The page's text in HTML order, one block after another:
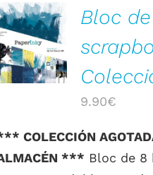
DETALLES
Bloc
9.90€
COLECCIÓN
*** Bloc de 8